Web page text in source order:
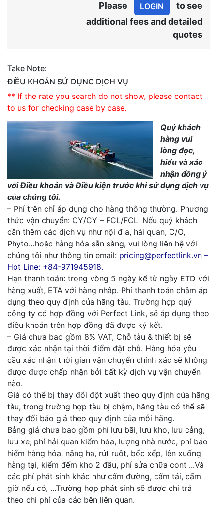
Please LOGIN
to see
additional fees and detailed
quotes
Take Note:
ĐIỀU KHOẢN SỬ DỤNG DỊCH VỤ
** If the rate you search do not show, please contact
to us for checking case by case.
Quý khách
hàng vui
lòng đọc,
hiểu và xác
nhận đồng ý
với Điều khoản và Điều kiện trước khi sử dụng dịch vụ
của chúng tôi.
– Phí trên chỉ áp dụng cho hàng thông thường. Phương
thức vận chuyển: CY/CY – FCL/FCL. Nếu quý khách
cần thêm các dịch vụ như nội địa, hải quan, C/O,
Phyto…hoặc hàng hóa sẵn sàng, vui lòng liên hệ với
chúng tôi như thông tin email: pricing@perfectlink.vn –
Hot Line: +84-971945918.
Hạn thanh toán: trong vòng 5 ngày kể từ ngày ETD với
hàng xuất, ETA với hàng nhập. Phí thanh toán chậm áp
dụng theo quy định của hãng tàu. Trường hợp quý
công ty có hợp đồng với Perfect Link, sẽ áp dụng theo
điều khoản trên hợp đồng đã được ký kết.
– Giá chưa bao gồm 8% VAT, Chỗ tàu & thiết bị sẽ
được xác nhận tại thời điểm đặt chỗ. Hàng hóa yêu
cầu xác nhận thời gian vận chuyển chính xác sẽ không
được được chấp nhận bởi bất kỳ dịch vụ vận chuyển
nào.
Giá có thể bị thay đổi đột xuất theo quy định của hãng
tàu, trong trường hợp tàu bị chậm, hãng tàu có thể sẽ
thay đổi báo giá theo quy định của mỗi hãng.
Bảng giá chưa bao gồm phí lưu bãi, lưu kho, lưu cảng,
lưu xe, phí hải quan kiểm hóa, lượng nhà nước, phí bảo
hiểm hàng hóa, nâng hạ, rút ruột, bốc xếp, lên xuống
hàng tại, kiểm đếm kho 2 đầu, phí sửa chữa cont ...Và
các phí phát sinh khác như cấm đường, cấm tải, cấm
giờ nếu có, ...Trường hợp phát sinh sẽ được chi trả
theo chi phí của các bên liên quan.